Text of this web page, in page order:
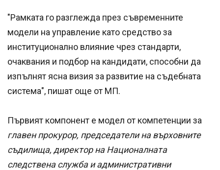
"Рамката го разглежда през съвременните
модели на управление като средство за
институционално влияние чрез стандарти,
очаквания и подбор на кандидати, способни да
изпълнят ясна визия за развитие на съдебната
система", пишат още от МП.
Първият компонент е модел от компетенции за
главен прокурор, председатели на върховните
съдилища, директор на Националната
следствена служба и административни